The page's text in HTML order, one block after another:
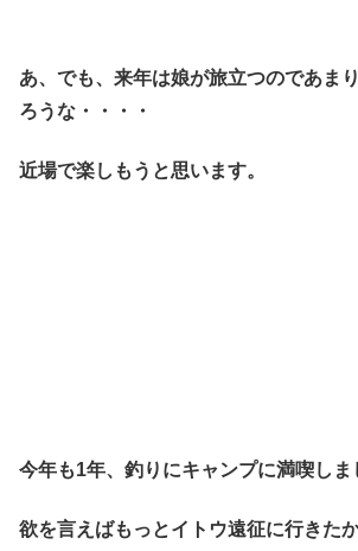
あ、でも、来年は娘が旅立つのであま
ろうな・・・・
近場で楽しもうと思います。
今年も1年、釣りにキャンプに満喫しま
欲を言えばもっとイトウ遠征に行きた